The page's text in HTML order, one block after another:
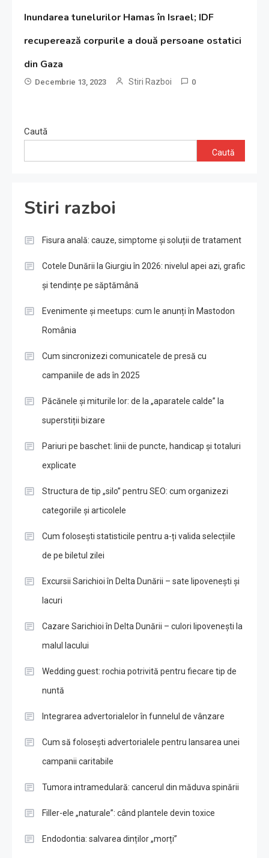
Inundarea tunelurilor Hamas în Israel; IDF
recuperează corpurile a două persoane ostatici
din Gaza
Decembrie 13, 2023 Stiri Razboi 0
Caută
Caută
Stiri razboi
Fisura anală: cauze, simptome și soluții de tratament
Cotele Dunării la Giurgiu în 2026: nivelul apei azi, grafic
și tendințe pe săptămână
Evenimente și meetups: cum le anunți în Mastodon
România
Cum sincronizezi comunicatele de presă cu
campaniile de ads în 2025
Păcănele și miturile lor: de la „aparatele calde” la
superstiții bizare
Pariuri pe baschet: linii de puncte, handicap și totaluri
explicate
Structura de tip „silo” pentru SEO: cum organizezi
categoriile și articolele
Cum folosești statisticile pentru a-ți valida selecțiile
de pe biletul zilei
Excursii Sarichioi în Delta Dunării – sate lipovenești și
lacuri
Cazare Sarichioi în Delta Dunării – culori lipovenești la
malul lacului
Wedding guest: rochia potrivită pentru fiecare tip de
nuntă
Integrarea advertorialelor în funnelul de vânzare
Cum să folosești advertorialele pentru lansarea unei
campanii caritabile
Tumora intramedulară: cancerul din măduva spinării
Filler-ele „naturale”: când plantele devin toxice
Endodontia: salvarea dinților „morți”